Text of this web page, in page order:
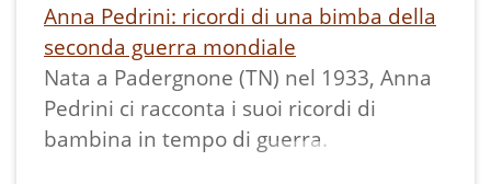
Anna Pedrini: ricordi di una bimba della
seconda guerra mondiale
Nata a Padergnone (TN) nel 1933, Anna
Pedrini ci racconta i suoi ricordi di
bambina in tempo di guerra.